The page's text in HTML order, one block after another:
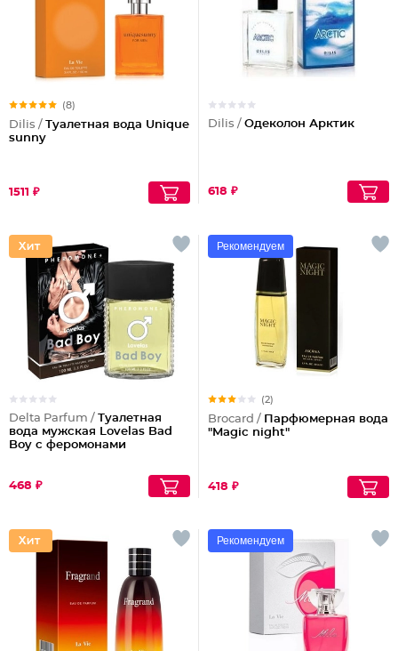
(8)
Dilis / Туалетная вода Unique
sunny
1511 ₽
Dilis / Одеколон Арктик
618 ₽
Delta Parfum / Туалетная
вода мужская Lovelas Bad
Boy с феромонами
468 ₽
Рекомендуем
(2)
Brocard / Парфюмерная вода
"Magic night"
418 ₽
Рекомендуем